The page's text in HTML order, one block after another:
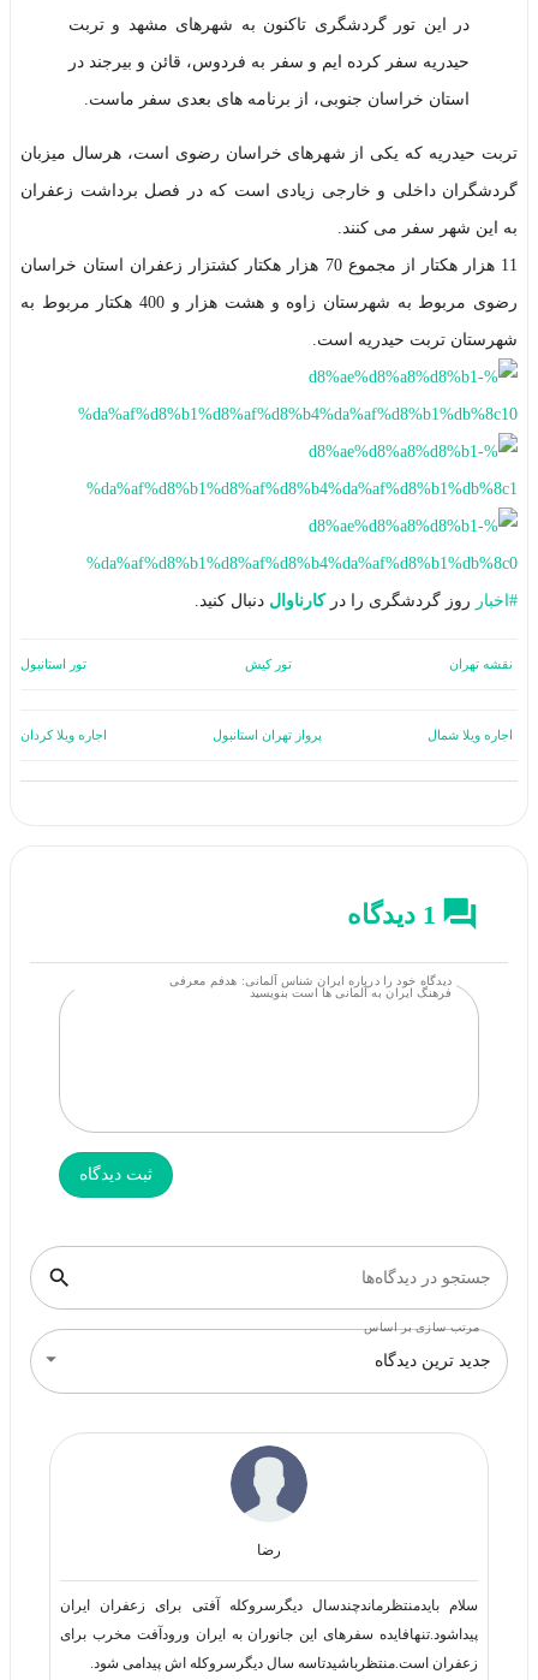
در این تور گردشگری تاکنون به شهرهای مشهد و تربت
حیدریه سفر کرده ایم و سفر به فردوس، قائن و بیرجند در
استان خراسان جنوبی، از برنامه های بعدی سفر ماست.
تربت حیدریه که یکی از شهرهای خراسان رضوی است، هرسال میزبان
گردشگران داخلی و خارجی زیادی است که در فصل برداشت زعفران
به این شهر سفر می کنند.
11 هزار هکتار از مجموع 70 هزار هکتار کشتزار زعفران استان خراسان
رضوی مربوط به شهرستان زاوه و هشت هزار و 400 هکتار مربوط به
شهرستان تربت حیدریه است.
# اخبار روز گردشگری را درکارناوال دنبال کنید.
نقشه تهران تور کیش تور استانبول
اجاره ویلا شمال پرواز تهران استانبول اجاره ویلا کردان
1 دیدگاه
دیدگاه خود را درباره ایران شناس آلمانی: هدفم معرفی
فرهنگ ایران به آلمانی ها است بنویسید
ثبت دیدگاه
جستجو در دیدگاه‌ها
مرتب سازی بر اساس
جدید ترین دیدگاه
رضا
سلام بایدمنتظرماندچندسال دیگرسروکله آفتی برای زعفران ایران
پیداشود.تنهافایده سفرهای این جانوران به ایران ورودآفت مخرب برای
زعفران است.منتظرباشیدتاسه سال دیگرسروکله اش پیدامی شود.